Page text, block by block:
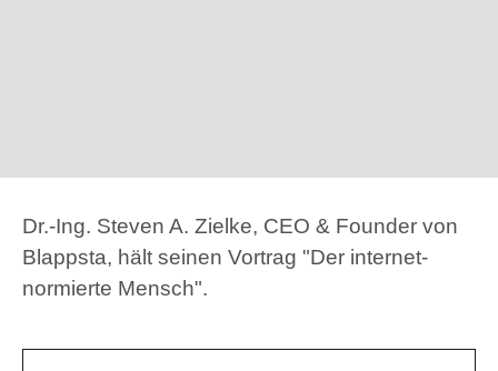
Dr.-Ing. Steven A. Zielke, CEO & Founder von
Blappsta, hält seinen Vortrag "Der internet-
normierte Mensch".